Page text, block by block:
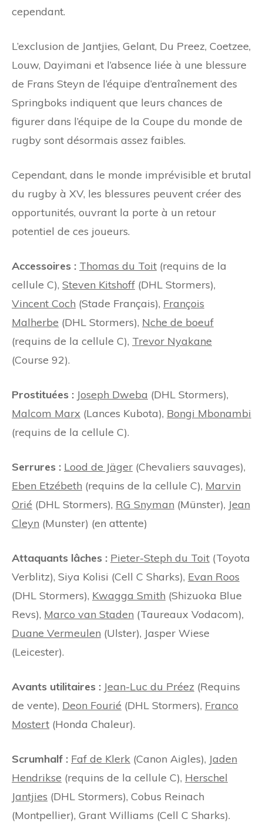
cependant.
L’exclusion de Jantjies, Gelant, Du Preez, Coetzee,
Louw, Dayimani et l’absence liée à une blessure
de Frans Steyn de l’équipe d’entraînement des
Springboks indiquent que leurs chances de
figurer dans l’équipe de la Coupe du monde de
rugby sont désormais assez faibles.
Cependant, dans le monde imprévisible et brutal
du rugby à XV, les blessures peuvent créer des
opportunités, ouvrant la porte à un retour
potentiel de ces joueurs.
Accessoires : Thomas du Toit (requins de la
cellule C), Steven Kitshoff (DHL Stormers),
Vincent Coch (Stade Français), François
Malherbe (DHL Stormers), Nche de boeuf
(requins de la cellule C), Trevor Nyakane
(Course 92).
Prostituées : Joseph Dweba (DHL Stormers),
Malcom Marx (Lances Kubota), Bongi Mbonambi
(requins de la cellule C).
Serrures : Lood de Jäger (Chevaliers sauvages),
Eben Etzébeth (requins de la cellule C), Marvin
Orié (DHL Stormers), RG Snyman (Münster), Jean
Cleyn (Munster) (en attente)
Attaquants lâches : Pieter-Steph du Toit (Toyota
Verblitz), Siya Kolisi (Cell C Sharks), Evan Roos
(DHL Stormers), Kwagga Smith (Shizuoka Blue
Revs), Marco van Staden (Taureaux Vodacom),
Duane Vermeulen (Ulster), Jasper Wiese
(Leicester).
Avants utilitaires : Jean-Luc du Préez (Requins
de vente), Deon Fourié (DHL Stormers), Franco
Mostert (Honda Chaleur).
Scrumhalf : Faf de Klerk (Canon Aigles), Jaden
Hendrikse (requins de la cellule C), Herschel
Jantjies (DHL Stormers), Cobus Reinach
(Montpellier), Grant Williams (Cell C Sharks).